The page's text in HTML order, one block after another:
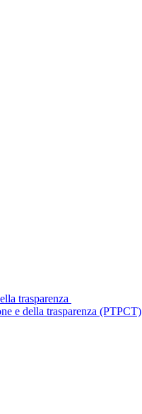
trasparenza
e della trasparenza (PTPCT)